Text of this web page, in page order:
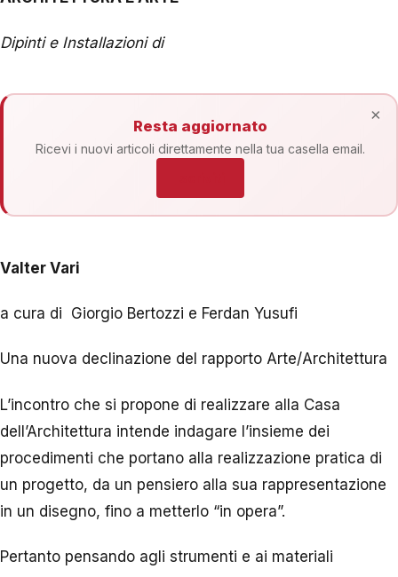
Dipinti e Installazioni di
Resta aggiornato
Ricevi i nuovi articoli direttamente nella tua casella email.
×
Valter Vari
a cura di Giorgio Bertozzi e Ferdan Yusufi
Una nuova declinazione del rapporto Arte/Architettura
L’incontro che si propone di realizzare alla Casa
dell’Architettura intende indagare l’insieme dei
procedimenti che portano alla realizzazione pratica di
un progetto, da un pensiero alla sua rappresentazione
in un disegno, fino a metterlo “in opera”.
Pertanto pensando agli strumenti e ai materiali